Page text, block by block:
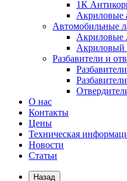
1К
Акриловые
Автомобильные
Акриловые
Акриловый
Разбавители и
О нас
Контакты
Цены
Техническая
Новости
Статьи
Назад